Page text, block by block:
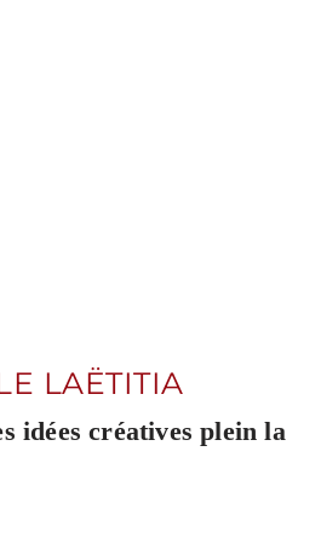
LAËTITIA
idées créatives plein la